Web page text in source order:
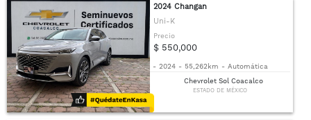
2024 Changan
Uni-K
Precio
$ 550,000
- 2024 - 55,262km - Automática
Chevrolet Sol Coacalco
ESTADO DE MÉXICO